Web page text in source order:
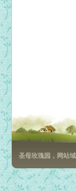
圣母玫瑰园，网站